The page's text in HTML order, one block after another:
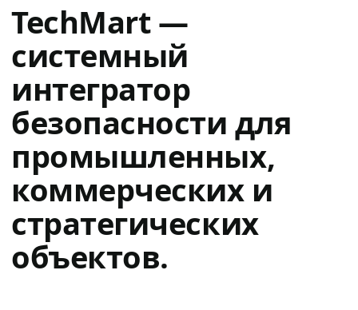
TechMart —
системный
интегратор
безопасности для
промышленных,
коммерческих и
стратегических
объектов.